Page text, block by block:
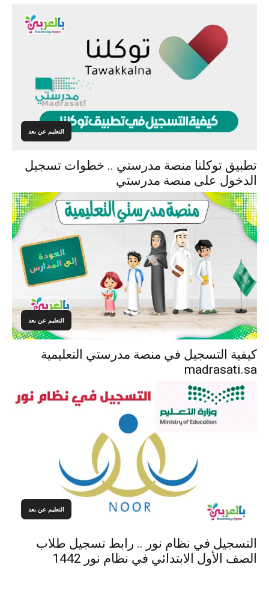
التعليم عن بعد
تطبيق توكلنا منصة مدرستي .. خطوات تسجيل
الدخول على منصة مدرستي
التعليم عن بعد
كيفية التسجيل في منصة مدرستي التعليمية
madrasati.sa
التعليم عن بعد
التسجيل في نظام نور .. رابط تسجيل طلاب
الصف الأول الابتدائي في نظام نور 1442